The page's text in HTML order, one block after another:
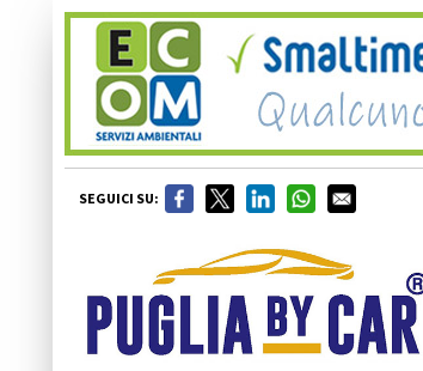
SEGUICI SU: